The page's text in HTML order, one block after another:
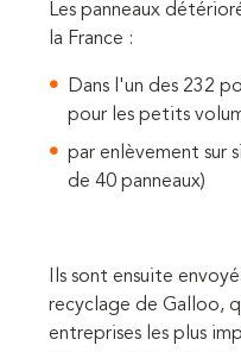
Les panneaux
la France :
Dans l'un des 232
pour les petits
par enlèvement sur
de 40 panneaux)
Ils sont ensuite
recyclage de Galloo,
entreprises les plus